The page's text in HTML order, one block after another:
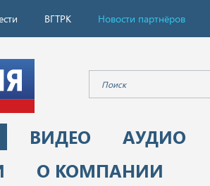
ВГТРК Новости партнёров
ВИДЕО
АУДИО
О КОМПАНИИ